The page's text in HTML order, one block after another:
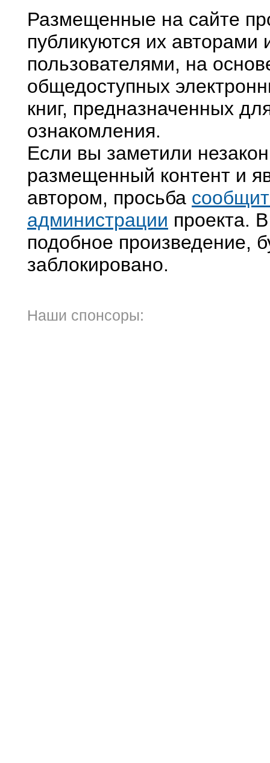
Размещенные на сайте
публикуются их авторами
пользователями, на
общедоступных
книг, предназначенных
ознакомления.
Если вы заметили
размещенный контент и
автором, просьба
администрации проекта.
подобное произведение,
заблокировано.
Наши спонсоры: